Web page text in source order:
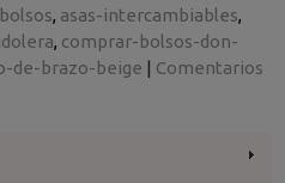
asas-intercambiables
comprar-bolsos-don-
de-brazo-beige | Comentarios